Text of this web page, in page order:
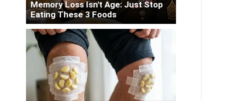
Memory Loss Isn't Age: Just Stop
Eating These 3 Foods